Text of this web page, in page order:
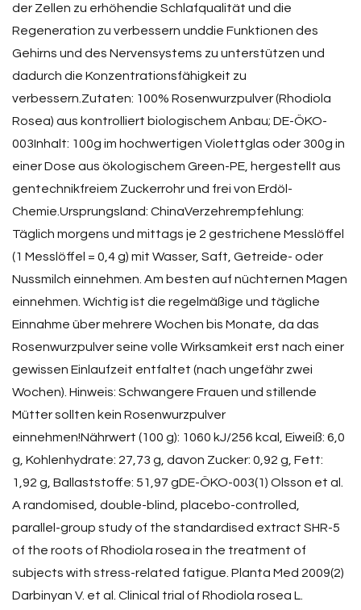
der Zellen zu erhöhendie Schlafqualität und die
Regeneration zu verbessern unddie Funktionen des
Gehirns und des Nervensystems zu unterstützen und
dadurch die Konzentrationsfähigkeit zu
verbessern.Zutaten: 100% Rosenwurzpulver (Rhodiola
Rosea) aus kontrolliert biologischem Anbau; DE-ÖKO-
003Inhalt: 100g im hochwertigen Violettglas oder 300g in
einer Dose aus ökologischem Green-PE, hergestellt aus
gentechnikfreiem Zuckerrohr und frei von Erdöl-
Chemie.Ursprungsland: ChinaVerzehrempfehlung:
Täglich morgens und mittags je 2 gestrichene Messlöffel
(1 Messlöffel = 0,4 g) mit Wasser, Saft, Getreide- oder
Nussmilch einnehmen. Am besten auf nüchternen Magen
einnehmen. Wichtig ist die regelmäßige und tägliche
Einnahme über mehrere Wochen bis Monate, da das
Rosenwurzpulver seine volle Wirksamkeit erst nach einer
gewissen Einlaufzeit entfaltet (nach ungefähr zwei
Wochen). Hinweis: Schwangere Frauen und stillende
Mütter sollten kein Rosenwurzpulver
einnehmen!Nährwert (100 g): 1060 kJ/256 kcal, Eiweiß: 6,0
g, Kohlenhydrate: 27,73 g, davon Zucker: 0,92 g, Fett:
1,92 g, Ballaststoffe: 51,97 gDE-ÖKO-003(1) Olsson et al.
A randomised, double-blind, placebo-controlled,
parallel-group study of the standardised extract SHR-5
of the roots of Rhodiola rosea in the treatment of
subjects with stress-related fatigue. Planta Med 2009(2)
Darbinyan V. et al. Clinical trial of Rhodiola rosea L.